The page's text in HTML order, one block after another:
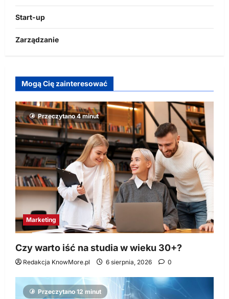
Start-up
Zarządzanie
Mogą Cię zainteresować
Przeczytano 4 minut
Marketing
Czy warto iść na studia w wieku 30+?
Redakcja KnowMore.pl 6 sierpnia, 2026 0
Przeczytano 12 minut